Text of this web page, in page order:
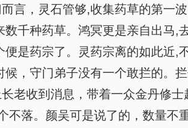
言，灵石管够,收集药草的第一
千种药草。鸿冥更是亲自出马,
是药宗了。灵药宗离的如此近,
，守门弟子没有一个敢拦的。
老收到消息，带着一众金丹修
落。颜吴可是说了的，数量不